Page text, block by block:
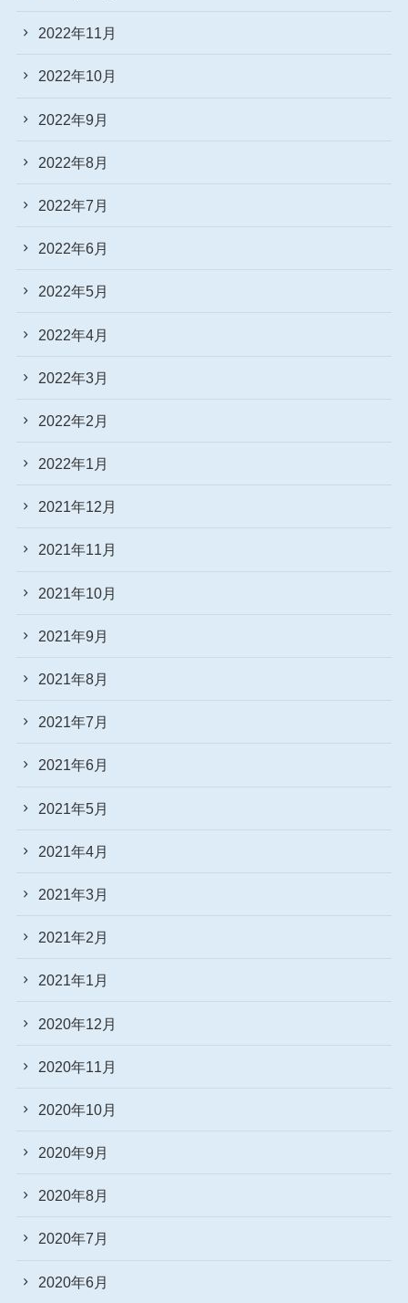
2022年11月
2022年10月
2022年9月
2022年8月
2022年7月
2022年6月
2022年5月
2022年4月
2022年3月
2022年2月
2022年1月
2021年12月
2021年11月
2021年10月
2021年9月
2021年8月
2021年7月
2021年6月
2021年5月
2021年4月
2021年3月
2021年2月
2021年1月
2020年12月
2020年11月
2020年10月
2020年9月
2020年8月
2020年7月
2020年6月